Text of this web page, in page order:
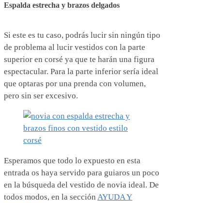
Espalda estrecha y brazos delgados
Si este es tu caso, podrás lucir sin ningún tipo
de problema al lucir vestidos con la parte
superior en corsé ya que te harán una figura
espectacular. Para la parte inferior sería ideal
que optaras por una prenda con volumen,
pero sin ser excesivo.
Esperamos que todo lo expuesto en esta
entrada os haya servido para guiaros un poco
en la búsqueda del vestido de novia ideal. De
todos modos, en la sección AYUDA Y